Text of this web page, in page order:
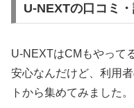
U-NEXTの口コミ・
U-NEXTはCMもやって
安心なんだけど、利用
トから集めてみました。